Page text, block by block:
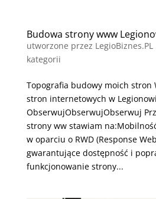
Budowa strony www
utworzone przez LegioBiznes.PL
kategorii
Topografia budowy moich stron
stron internetowych w
ObserwujObserwujObserwuj
strony ww stawiam
w oparciu o RWD (Response
gwarantujące dostępność i
funkcjonowanie strony...